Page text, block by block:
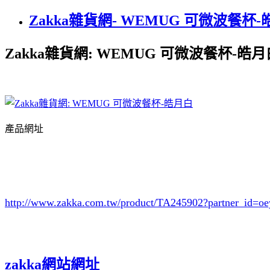
Zakka雜貨網- WEMUG 可微波餐杯-
Zakka雜貨網: WEMUG 可微波餐杯-皓月
產品網址
http://www.zakka.com.tw/product/TA245902
zakka網站網址